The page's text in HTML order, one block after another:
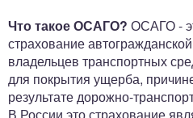
Что такое ОСАГО? ОСАГО -
страхование
владельцев транспортных
для покрытия ущерба,
результате дорожно-